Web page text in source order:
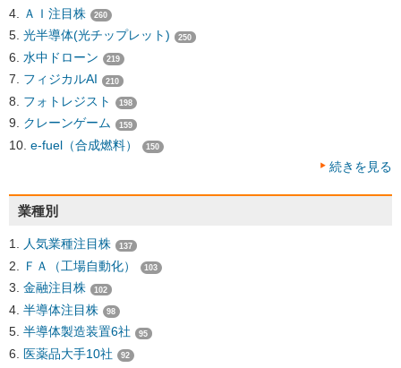
ＡＩ注目株 260
光半導体(光チップレット) 250
水中ドローン 219
フィジカルAI 210
フォトレジスト 198
クレーンゲーム 159
e-fuel（合成燃料） 150
続きを見る
業種別
人気業種注目株 137
ＦＡ（工場自動化） 103
金融注目株 102
半導体注目株 98
半導体製造装置6社 95
医薬品大手10社 92